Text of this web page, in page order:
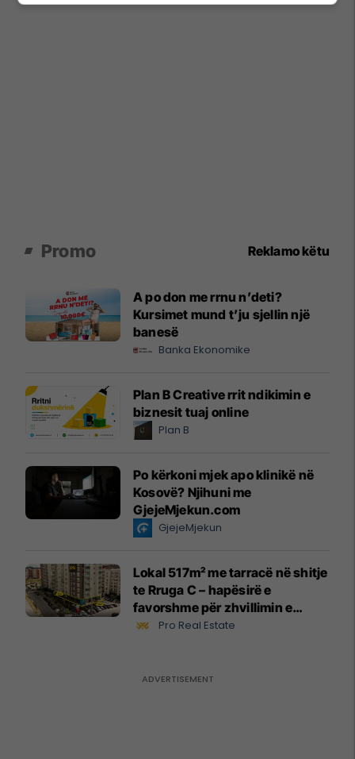
Promo Reklamo këtu
A po don me rrnu n’deti?
Kursimet mund t’ju sjellin një
banesë
Banka Ekonomike
Plan B Creative rrit ndikimin e
biznesit tuaj online
Plan B
Po kërkoni mjek apo klinikë në
Kosovë? Njihuni me
GjejeMjekun.com
GjejeMjekun
Lokal 517m² me tarracë në shitje
te Rruga C – hapësirë e
favorshme për zhvillimin e
biznesit #15796
Pro Real Estate